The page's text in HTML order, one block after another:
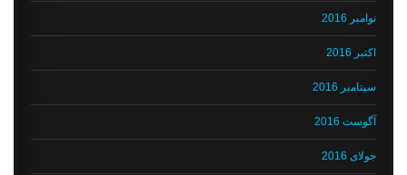
نوامبر 2016
اکتبر 2016
سپتامبر 2016
آگوست 2016
جولای 2016